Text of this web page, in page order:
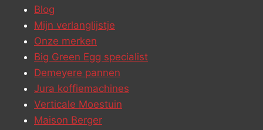
Blog
Mijn verlanglijstje
Onze merken
Big Green Egg specialist
Demeyere pannen
Jura koffiemachines
Verticale Moestuin
Maison Berger